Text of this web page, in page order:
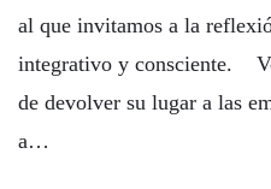
al que invitamos a la
integrativo y consciente.
de devolver su lugar a las
a…